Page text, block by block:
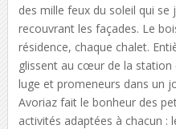
des mille feux du soleil qui
recouvrant les façades. Le
résidence, chaque chalet.
glissent au cœur de la
luge et promeneurs dans un
Avoriaz fait le bonheur des
activités adaptées à chacun :